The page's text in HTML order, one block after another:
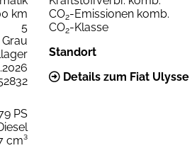
km
5
Grau
PS
cm³
CO2-Emissionen komb.
CO2-Klasse
Standort
Details zum Fiat